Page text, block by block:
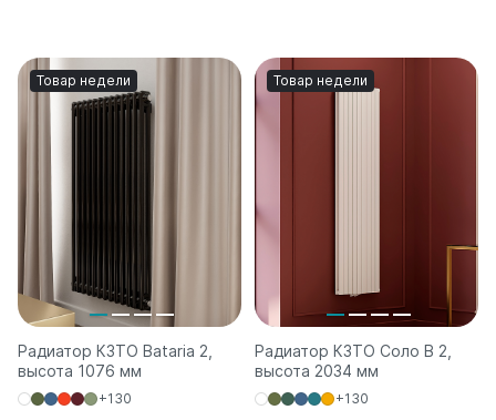
Товар недели
Радиатор КЗТО Bataria 2,
высота 1076 мм
+130
Товар недели
Радиатор КЗТО Соло В 2,
высота 2034 мм
+130